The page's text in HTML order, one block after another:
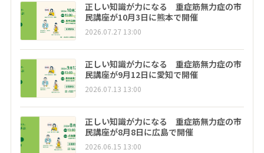
正しい知識が力になる 重症筋無力症の市
民講座が10月3日に熊本で開催
2026.07.27 13:00
正しい知識が力になる 重症筋無力症の市
民講座が9月12日に愛知で開催
2026.07.13 13:00
正しい知識が力になる 重症筋無力症の市
民講座が8月8日に広島で開催
2026.06.15 13:00